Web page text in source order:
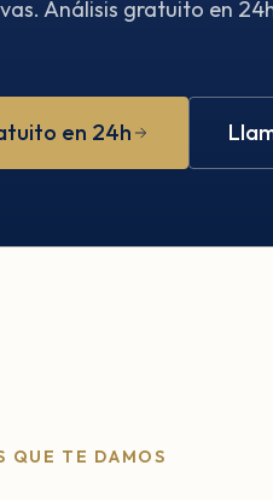
Análisis gratuito en
en 24h
QUE TE DAMOS